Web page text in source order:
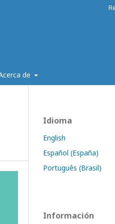
de
Idioma
English
Español (España)
Português (Brasil)
Información